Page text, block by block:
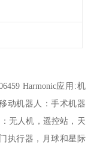
Harmonic应用:机
动机器人：手术机器
无人机，遥控站，天
执行器，月球和星际